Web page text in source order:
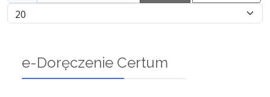
Pokaż #
e-Doręczenie Certum